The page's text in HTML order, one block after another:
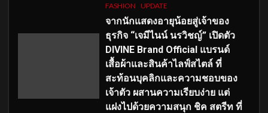
FASHION UPDATE
จากนักแสดงอายุน้อยสู่เจ้าของ
ธุรกิจ “เจมีไนน์ นรวิชญ์” เปิดตัว
DIVINE Brand Official แบรนด์
เสื้อผ้าและสินค้าไลฟ์สไตล์ ที่
สะท้อนบุคลิกและความชอบของ
เจ้าตัว ผสานความเรียบง่าย แต่
แฝงไปด้วยความสนุก ชิค สตรีท ที่